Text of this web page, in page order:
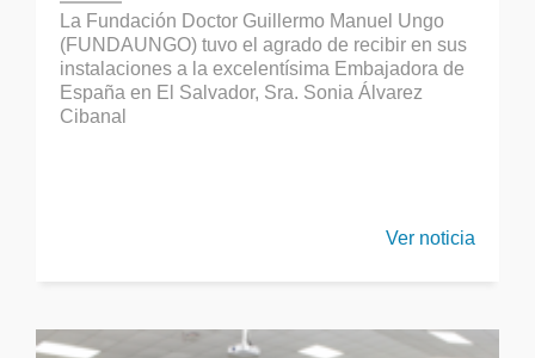
La Fundación Doctor Guillermo Manuel Ungo
(FUNDAUNGO) tuvo el agrado de recibir en sus
instalaciones a la excelentísima Embajadora de
España en El Salvador, Sra. Sonia Álvarez
Cibanal
Ver noticia